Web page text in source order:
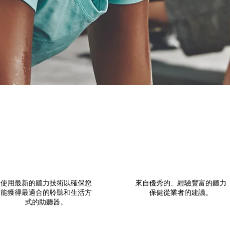
使用最新的聽力技術以確保您
能獲得最適合的聆聽和生活方
式的助聽器。
來自優秀的、經驗豐富的聽力
保健從業者的建議。